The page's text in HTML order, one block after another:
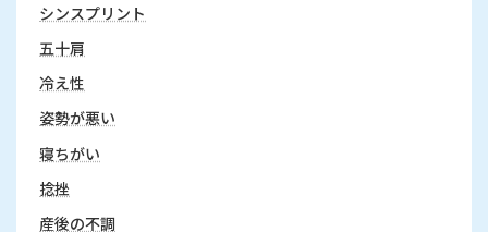
シンスプリント
五十肩
冷え性
姿勢が悪い
寝ちがい
捻挫
産後の不調